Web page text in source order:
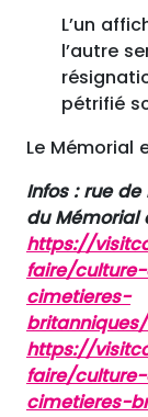
L’un
l’autre
pétrifié
Le Mémorial
Infos : rue
du Mémorial
https://
faire/
cimetieres-
https://
faire/
cimetieres-